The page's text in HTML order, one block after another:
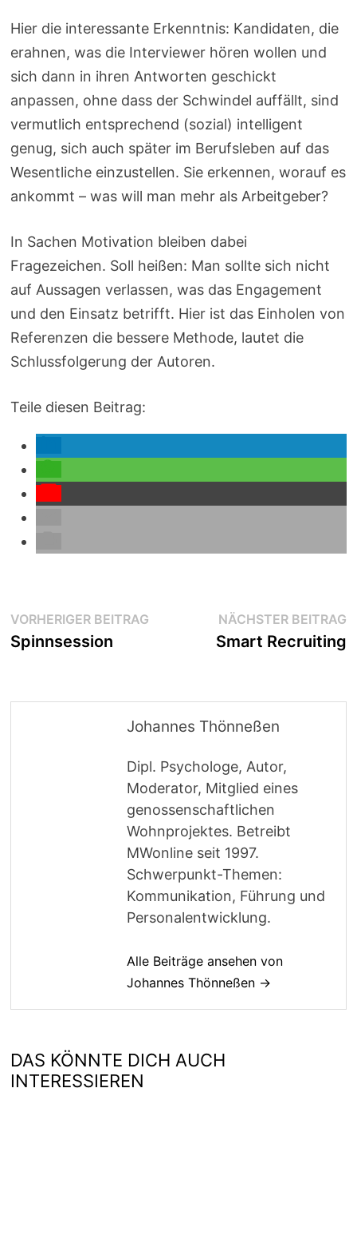
Hier die interessante Erkenntnis: Kandidaten, die
erahnen, was die Interviewer hören wollen und
sich dann in ihren Antworten geschickt
anpassen, ohne dass der Schwindel auffällt, sind
vermutlich entsprechend (sozial) intelligent
genug, sich auch später im Berufsleben auf das
Wesentliche einzustellen. Sie erkennen, worauf es
ankommt – was will man mehr als Arbeitgeber?
In Sachen Motivation bleiben dabei
Fragezeichen. Soll heißen: Man sollte sich nicht
auf Aussagen verlassen, was das Engagement
und den Einsatz betrifft. Hier ist das Einholen von
Referenzen die bessere Methode, lautet die
Schlussfolgerung der Autoren.
Teile diesen Beitrag:
Beitragsnavigation
VORHERIGER BEITRAG Vorheriger
Spinnsession
NÄCHSTER BEITRAG
Smart Recruiting
Johannes Thönneßen
Dipl. Psychologe, Autor,
Moderator, Mitglied eines
genossenschaftlichen
Wohnprojektes. Betreibt
MWonline seit 1997.
Schwerpunkt-Themen:
Kommunikation, Führung und
Personalentwicklung.
Alle Beiträge ansehen von
Johannes Thönneßen →
DAS KÖNNTE DICH AUCH
INTERESSIEREN